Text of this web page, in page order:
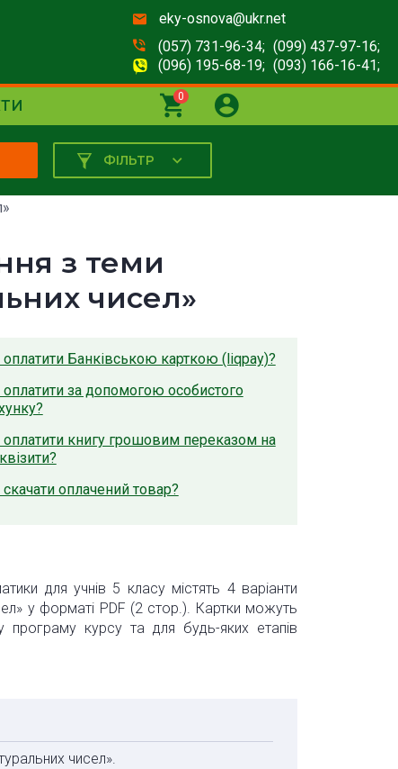
eky-osnova@ukr.net
(057) 731-96-34; (099) 437-97-16;
(096) 195-68-19; (093) 166-16-41;
0
ФІЛЬТР
з теми
чисел»
Банківською карткою (liqpay)?
за допомогою особистого
книгу грошовим переказом на
оплачений товар?
для учнів 5 класу містять 4 варіанти
у форматі PDF (2 стор.). Картки можуть
програму курсу та для будь-яких етапів
чисел».